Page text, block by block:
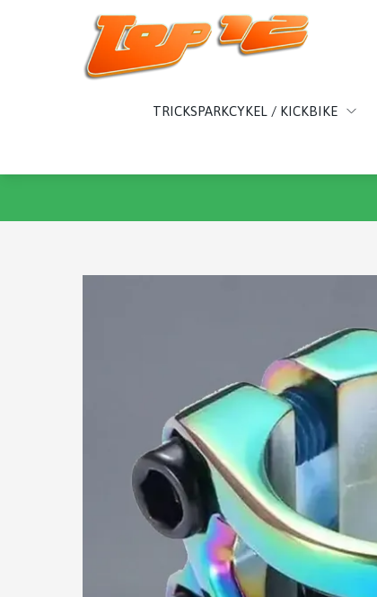
TRICKSPARKCYKEL / KICKBIKE